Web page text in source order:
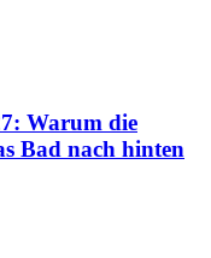
Warum die
Bad nach hinten